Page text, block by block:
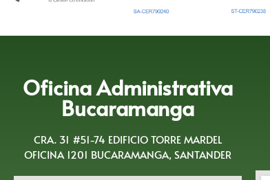
Oficina Administrativa
Bucaramanga
CRA. 31 #51-74 EDIFICIO TORRE MARDEL
OFICINA 1201 BUCARAMANGA, SANTANDER